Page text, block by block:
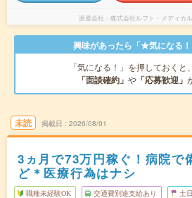
派遣会社 株式会社ルフト・メディカ
興味があったら「★気になる！
「気になる！」を押しておくと
「面談確約」 や 「応募歓迎」
未読 掲載日 2026/08/01
3ヵ月で73万円稼ぐ！病院で
ど＊医療行為はナシ
職種未経験OK 交通費別途支給あり 土